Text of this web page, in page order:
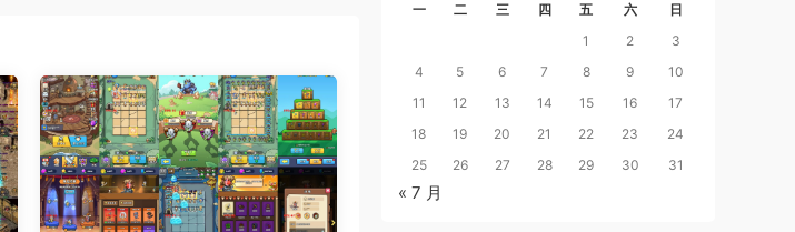
一 二 三 四 五 六
日
1
2
3
4
5 6 7 8 9
10
11
12 13 14 15 16
17
18
19 20 21 22 23
24
25
26 27 28 29 30 31
« 7 月